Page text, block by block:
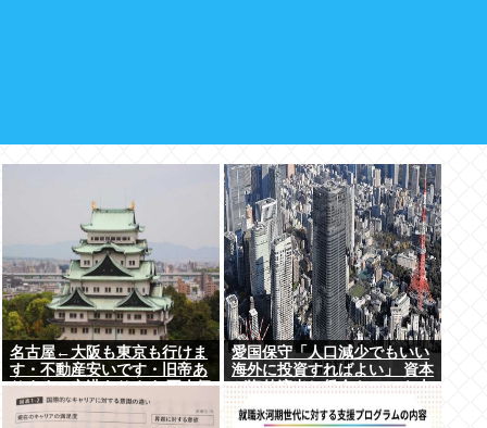
名古屋←大阪も東京も行けま
す・不動産安いです・旧帝あ
ります・空港あります 不人気
な理由
愛国保守「人口減少でもいい
海外に投資すればよい」 資本
が海外流出し賃金もGDPも上
がらず海外が成長